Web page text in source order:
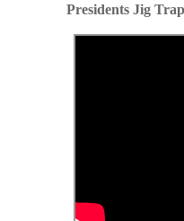
Presidents Jig